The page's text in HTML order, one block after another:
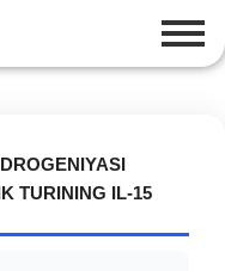
TURINING IL-15